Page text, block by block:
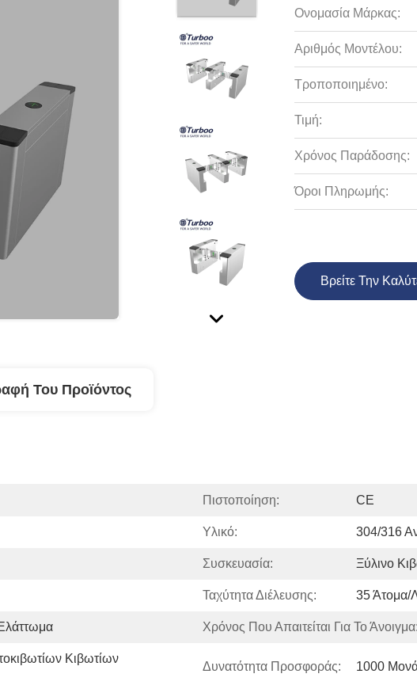
Ονομασία Μάρκας:
Αριθμός Μοντέλου:
Τροποποιημένο:
Τιμή:
Χρόνος Παράδοσης:
Όροι Πληρωμής:
Βρείτε Την
Του Προϊόντος
Πιστοποίηση: CE
Υλικό: 304/316
Συσκευασία: Ξύλινο
Ταχύτητα Διέλευσης: 35 Άτομα/
Χρόνος Που Απαιτείται Για Το Άνοιγμα:
Κιβωτίων
Δυνατότητα Προσφοράς: 1000